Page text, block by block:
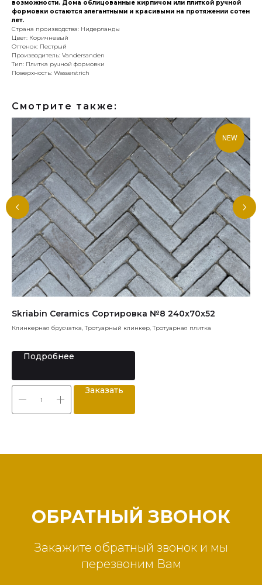
возможности. Дома облицованные кирпичом или плиткой ручной
формовки остаются элегантными и красивыми на протяжении сотен
лет.
Страна производства: Нидерланды
Цвет: Коричневый
Оттенок: Пестрый
Производитель: Vandersanden
Тип: Плитка ручной формовки
Поверхность: Wasserstrich
Смотрите также:
NEW
Skriabin Ceramics Сортировка №8 240x70x52
Клинкерная брусчатка, Тротуарный клинкер, Тротуарная плитка
Подробнее
Заказать
ОБРАТНЫЙ ЗВОНОК
Закажите обратный звонок и мы
перезвоним Вам